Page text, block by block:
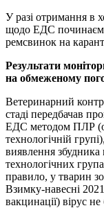
У разі отримання в
щодо ЕДС починаємо
ремсвинок на
Результати
на обмеженому
Ветеринарний
стаді передбачав
ЕДС методом ПЛР
технологічній
виявлення збудника
технологічних
правило, у тварин
Взимку-навесні 2021
вакцинації) вірус